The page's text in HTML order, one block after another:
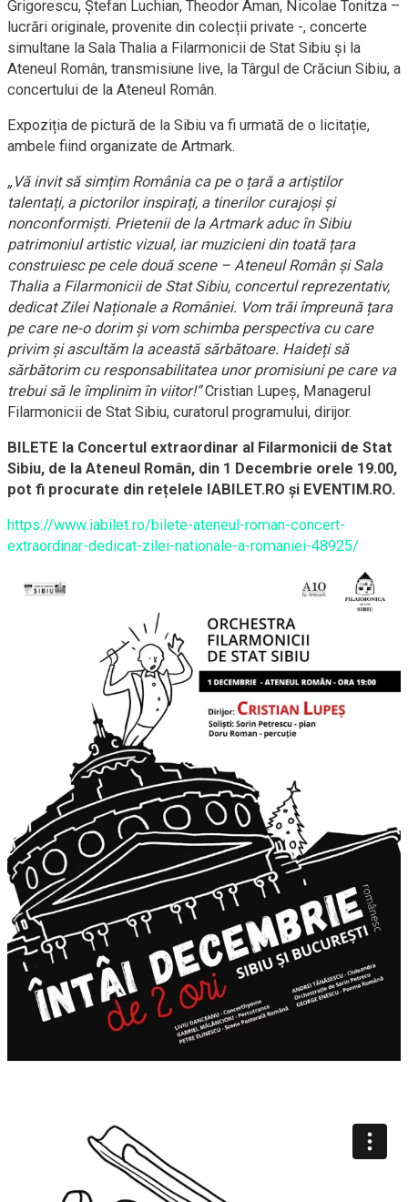
Grigorescu, Ștefan Luchian, Theodor Aman, Nicolae Tonitza –
lucrări originale, provenite din colecții private -, concerte
simultane la Sala Thalia a Filarmonicii de Stat Sibiu și la
Ateneul Român, transmisiune live, la Târgul de Crăciun Sibiu, a
concertului de la Ateneul Român.
Expoziția de pictură de la Sibiu va fi urmată de o licitație,
ambele fiind organizate de Artmark.
„Vă invit să simțim România ca pe o țară a artiștilor
talentați, a pictorilor inspirați, a tinerilor curajoși și
nonconformiști. Prietenii de la Artmark aduc în Sibiu
patrimoniul artistic vizual, iar muzicieni din toată țara
construiesc pe cele două scene – Ateneul Român și Sala
Thalia a Filarmonicii de Stat Sibiu, concertul reprezentativ,
dedicat Zilei Naționale a României. Vom trăi împreună țara
pe care ne-o dorim și vom schimba perspectiva cu care
privim și ascultăm la această sărbătoare. Haideți să
sărbătorim cu responsabilitatea unor promisiuni pe care va
trebui să le împlinim în viitor!”Cristian Lupeș, Managerul
Filarmonicii de Stat Sibiu, curatorul programului, dirijor.
BILETE la Concertul extraordinar al Filarmonicii de Stat
Sibiu, de la Ateneul Român, din 1 Decembrie orele 19.00,
pot fi procurate din rețelele IABILET.RO și EVENTIM.RO.
https://www.iabilet.ro/bilete-ateneul-roman-concert-
extraordinar-dedicat-zilei-nationale-a-romaniei-48925/